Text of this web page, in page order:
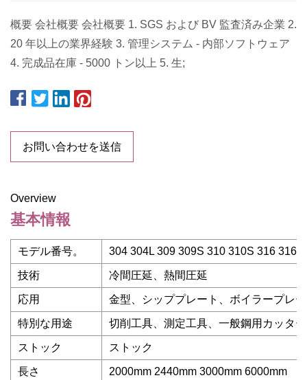
概要 会社概要 会社概要 1. SGS および BV 監査済み企業 2.
20 年以上の業界経験 3. 管理システム - 内部ソフトウェア
4. 完成品在庫 - 5000 トン以上 5. 生;
お問い合わせを送信
Overview
基本情報
モデル番号。 304 304L 309 309S 310 310S 316 316L
技術 冷間圧延、熱間圧延
応用 金型、シッププレート、ボイラープレ
特別な用途 切削工具、測定工具、一般鋼用カッタ
ストック ストック
長さ 2000mm 2440mm 3000mm 6000mm